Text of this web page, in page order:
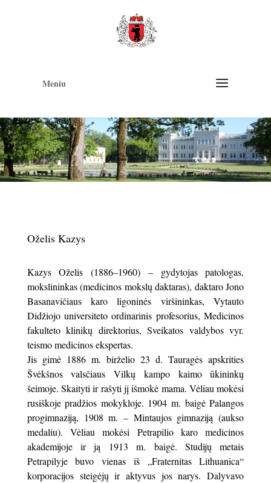
Meniu
Oželis Kazys
Kazys Oželis (1886–1960) – gydytojas patologas,
mokslininkas (medicinos mokslų daktaras), daktaro Jono
Basanavičiaus karo ligoninės viršininkas, Vytauto
Didžiojo universiteto ordinarinis profesorius, Medicinos
fakulteto klinikų direktorius, Sveikatos valdybos vyr.
teismo medicinos ekspertas.
Jis gimė 1886 m. birželio 23 d. Tauragės apskrities
Švėkšnos valsčiaus Vilkų kampo kaimo ūkininkų
šeimoje. Skaityti ir rašyti jį išmokė mama. Vėliau mokėsi
rusiškoje pradžios mokykloje. 1904 m. baigė Palangos
progimnaziją, 1908 m. – Mintaujos gimnaziją (aukso
medaliu). Vėliau mokėsi Petrapilio karo medicinos
akademijoje ir ją 1913 m. baigė. Studijų metais
Petrapilyje buvo vienas iš „Fraternitas Lithuanica“
korporacijos steigėjų ir aktyvus jos narys. Dalyvavo